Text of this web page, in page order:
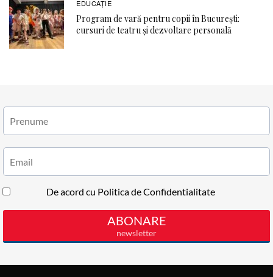
EDUCAŢIE
Program de vară pentru copii în București:
cursuri de teatru și dezvoltare personală